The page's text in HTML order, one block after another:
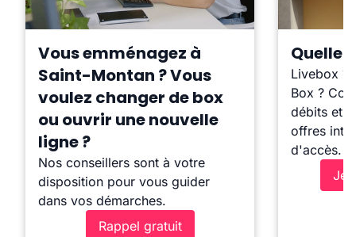
Vous emménagez à
Saint-Montan ? Vous
voulez changer de box
ou ouvrir une nouvelle
ligne ?
Nos conseillers sont à votre
disposition pour vous guider
dans vos démarches.
Rappel gratuit
Quelle
Livebox ?
Box ?
débits et
offres
d'accès.
Je